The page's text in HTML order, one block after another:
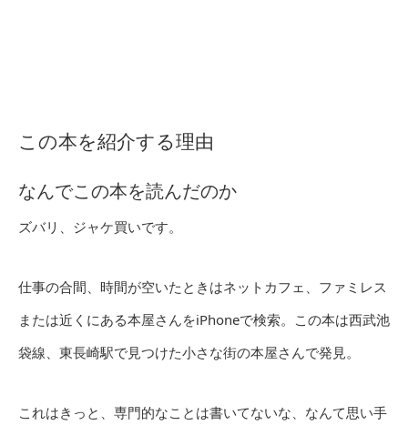
この本を紹介する理由
なんでこの本を読んだのか
ズバリ、ジャケ買いです。
仕事の合間、時間が空いたときはネットカフェ、ファミレス
または近くにある本屋さんをiPhoneで検索。この本は西武池
袋線、東長崎駅で見つけた小さな街の本屋さんで発見。
これはきっと、専門的なことは書いてないな、なんて思い手